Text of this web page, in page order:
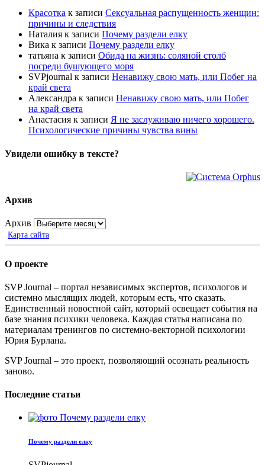
Красотка к записи Сексуальная распущенность женщин:
причины и следствия
Наталия к записи Почему раздели елку
Вика к записи Почему раздели елку
татьяна к записи Обида на жизнь: соляной столб
посреди бушующего моря
SVPjournal к записи Ненавижу свою мать, или Побег на
край света
Александра к записи Ненавижу свою мать, или Побег
на край света
Анастасия к записи Я не заслуживаю ничего хорошего.
Психологические причины чувства вины
Увидели ошибку в тексте?
Архив
Архив
Карта сайта
О проекте
SVP Journal – портал независимых экспертов, психологов и
системно мыслящих людей, которым есть, что сказать.
Единственный новостной сайт, который освещает события на
базе знания психики человека. Каждая статья написана по
материалам тренингов по системно-векторной психологии
Юрия Бурлана.
SVP Journal – это проект, позволяющий осознать реальность
заново.
Последние статьи
Почему раздели елку